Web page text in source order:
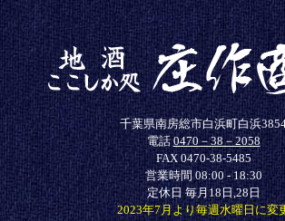
千葉県南房総市白浜町白浜
電話0470－38－2058
FAX 0470-38-5485
営業時間 08:00 - 18:30
定休日 毎月18日,28日
2023年7月より毎週水曜日に変